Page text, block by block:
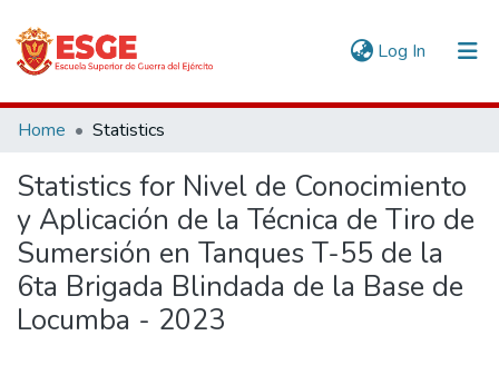
Log In (current)
Communities & Collections
All of DSpace
Home Statistics
Statistics for Nivel de Conocimiento
y Aplicación de la Técnica de Tiro de
Sumersión en Tanques T-55 de la
6ta Brigada Blindada de la Base de
Locumba - 2023